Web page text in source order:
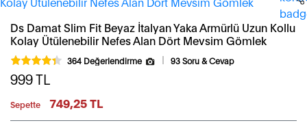
Ds Damat Slim Fit Beyaz İtalyan Yaka Armürlü Uzun Kollu
Kolay Ütülenebilir Nefes Alan Dört Mevsim Gömlek
364 Değerlendirme 93 Soru & Cevap
999TL
Sepette 749,25 TL